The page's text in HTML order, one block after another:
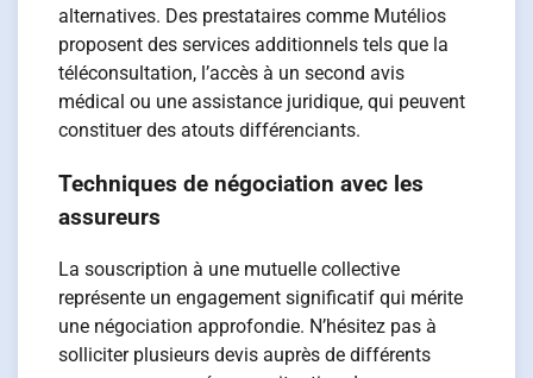
alternatives. Des prestataires comme Mutélios
proposent des services additionnels tels que la
téléconsultation, l’accès à un second avis
médical ou une assistance juridique, qui peuvent
constituer des atouts différenciants.
Techniques de négociation avec les
assureurs
La souscription à une mutuelle collective
représente un engagement significatif qui mérite
une négociation approfondie. N’hésitez pas à
solliciter plusieurs devis auprès de différents